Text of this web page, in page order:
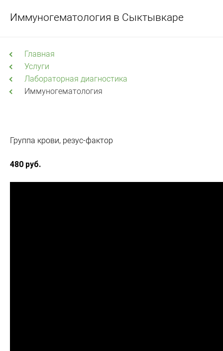
Иммуногематология в Сыктывкаре
Главная
Услуги
Лабораторная диагностика
Иммуногематология
Группа крови, резус-фактор
480 руб.